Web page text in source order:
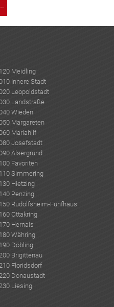
Meidling
Innere Stadt
Leopoldstadt
Landstraße
Wieden
Margareten
Mariahilf
Josefstadt
Alsergrund
Favoriten
Simmering
Hietzing
Penzing
Rudolfsheim-Fünfhaus
Ottakring
Hernals
Währing
Döbling
Brigittenau
Floridsdorf
Donaustadt
Liesing